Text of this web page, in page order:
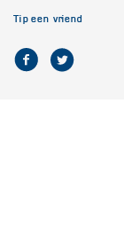
Tip een vriend